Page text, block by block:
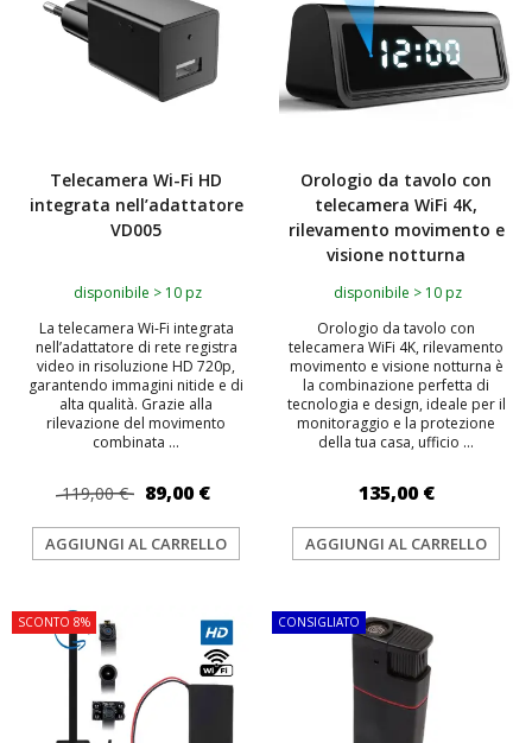
Telecamera Wi-Fi HD
integrata nell’adattatore
VD005
disponibile > 10 pz
La telecamera Wi-Fi integrata
nell’adattatore di rete registra
video in risoluzione HD 720p,
garantendo immagini nitide e di
alta qualità. Grazie alla
rilevazione del movimento
combinata ...
119,00 € 89,00 €
AGGIUNGI AL CARRELLO
Orologio da tavolo con
telecamera WiFi 4K,
rilevamento movimento e
visione notturna
disponibile > 10 pz
Orologio da tavolo con
telecamera WiFi 4K, rilevamento
movimento e visione notturna è
la combinazione perfetta di
tecnologia e design, ideale per il
monitoraggio e la protezione
della tua casa, ufficio ...
135,00 €
AGGIUNGI AL CARRELLO
SCONTO 8% CONSIGLIATO